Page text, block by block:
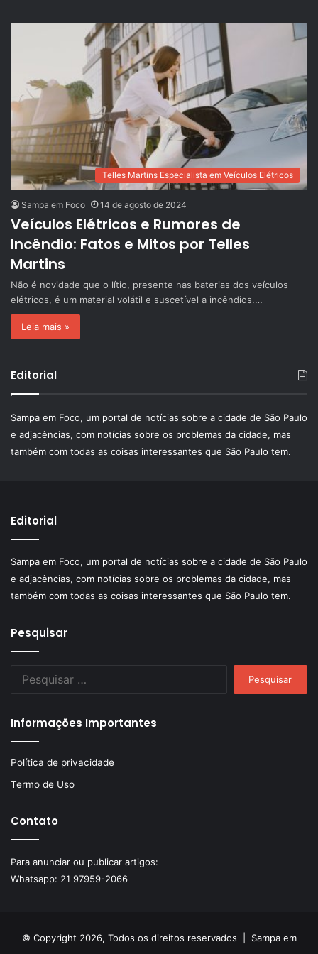
Telles Martins Especialista em Veículos Elétricos
Sampa em Foco 14 de agosto de 2024
Veículos Elétricos e Rumores de
Incêndio: Fatos e Mitos por Telles
Martins
Não é novidade que o lítio, presente nas baterias dos veículos
elétricos, é um material volátil e suscetível a incêndios.…
Leia mais »
Editorial
Sampa em Foco, um portal de notícias sobre a cidade de São Paulo
e adjacências, com notícias sobre os problemas da cidade, mas
também com todas as coisas interessantes que São Paulo tem.
Editorial
Sampa em Foco, um portal de notícias sobre a cidade de São Paulo
e adjacências, com notícias sobre os problemas da cidade, mas
também com todas as coisas interessantes que São Paulo tem.
Pesquisar
Informações Importantes
Política de privacidade
Termo de Uso
Contato
Para anunciar ou publicar artigos:
Whatsapp: 21 97959-2066
© Copyright 2026, Todos os direitos reservados | Sampa em